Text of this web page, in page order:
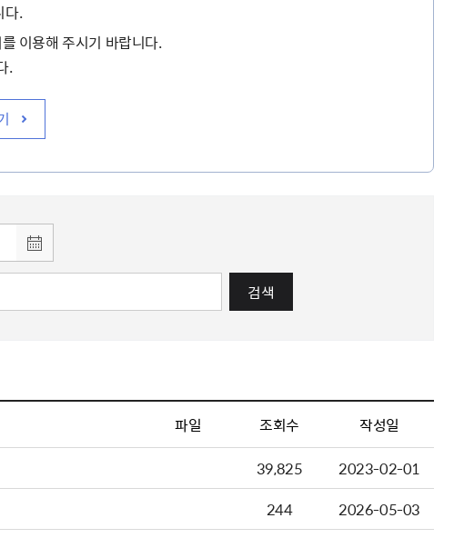
다.
이용해 주시기 바랍니다.
.
검색
파일 조회수
작성일
39,825
2023-02-01
244
2026-05-03